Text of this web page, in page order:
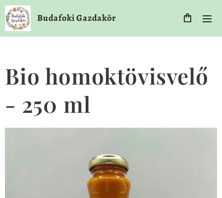
Budafoki Gazdakör
Bio homoktövisvelő
- 250 ml